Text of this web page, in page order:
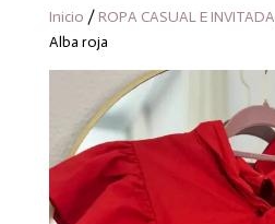
Inicio / ROPA CASUAL E INVITADA
Alba roja